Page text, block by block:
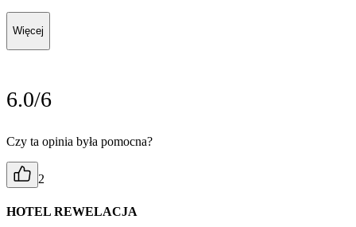
Więcej
6.0/6
Czy ta opinia była pomocna?
2
HOTEL REWELACJA